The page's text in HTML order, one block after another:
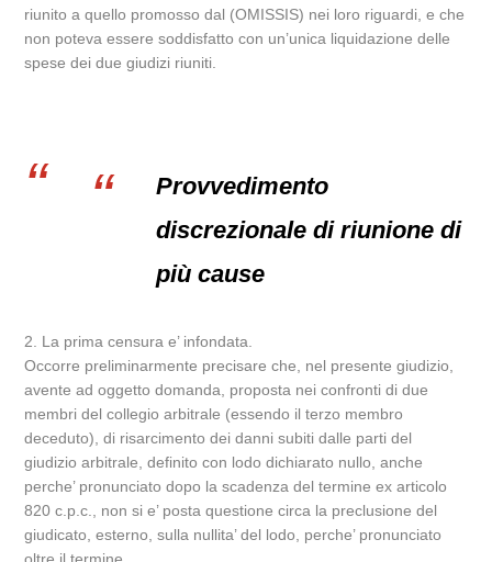
riunito a quello promosso dal (OMISSIS) nei loro riguardi, e che
non poteva essere soddisfatto con un’unica liquidazione delle
spese dei due giudizi riuniti.
Provvedimento
discrezionale di riunione di
più cause
2. La prima censura e’ infondata.
Occorre preliminarmente precisare che, nel presente giudizio,
avente ad oggetto domanda, proposta nei confronti di due
membri del collegio arbitrale (essendo il terzo membro
deceduto), di risarcimento dei danni subiti dalle parti del
giudizio arbitrale, definito con lodo dichiarato nullo, anche
perche’ pronunciato dopo la scadenza del termine ex articolo
820 c.p.c., non si e’ posta questione circa la preclusione del
giudicato, esterno, sulla nullita’ del lodo, perche’ pronunciato